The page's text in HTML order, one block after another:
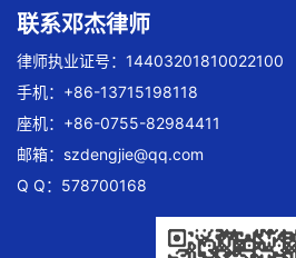
联系邓杰律师
律师执业证号：14403201810022100
手机：+86-13715198118
座机：+86-0755-82984411
邮箱： szdengjie@qq.com
Q Q：578700168